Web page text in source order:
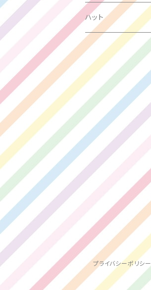
瀬戸みなみ
三好麗奈
百瀬ひより
ハット
プライバシーポリシー